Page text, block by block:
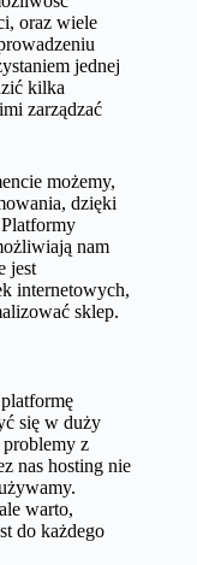
oraz wiele
jednej
kilka
zarządzać
możemy,
dzięki
nam
jest
internetowych,
sklep.
się w duży
problemy z
nas hosting nie
warto,
do każdego